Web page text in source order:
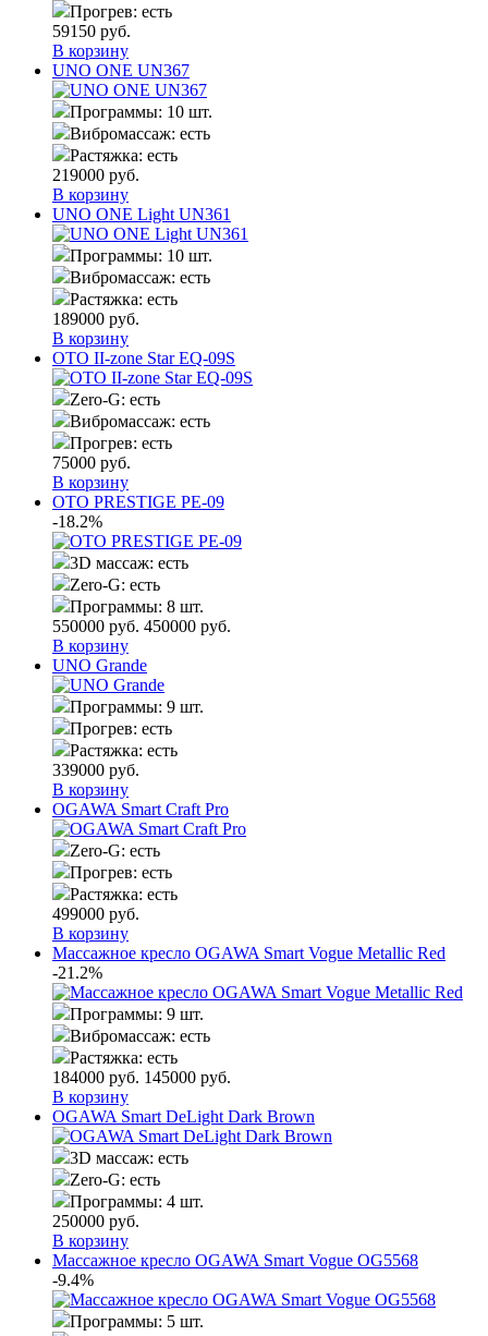
Прогрев: есть
59150 руб.
В корзину
UNO ONE UN367
Программы: 10 шт.
Вибромассаж: есть
Растяжка: есть
219000 руб.
В корзину
UNO ONE Light UN361
Программы: 10 шт.
Вибромассаж: есть
Растяжка: есть
189000 руб.
В корзину
OTO II-zone Star EQ-09S
Zero-G: есть
Вибромассаж: есть
Прогрев: есть
75000 руб.
В корзину
OTO PRESTIGE PE-09
-18.2%
3D массаж: есть
Zero-G: есть
Программы: 8 шт.
550000 руб. 450000 руб.
В корзину
UNO Grande
Программы: 9 шт.
Прогрев: есть
Растяжка: есть
339000 руб.
В корзину
OGAWA Smart Craft Pro
Zero-G: есть
Прогрев: есть
Растяжка: есть
499000 руб.
В корзину
Массажное кресло OGAWA Smart Vogue Metallic Red
-21.2%
Программы: 9 шт.
Вибромассаж: есть
Растяжка: есть
184000 руб. 145000 руб.
В корзину
OGAWA Smart DeLight Dark Brown
3D массаж: есть
Zero-G: есть
Программы: 4 шт.
250000 руб.
В корзину
Массажное кресло OGAWA Smart Vogue OG5568
-9.4%
Программы: 5 шт.